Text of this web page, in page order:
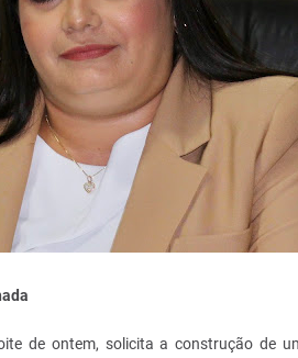
de ontem, solicita a construção de